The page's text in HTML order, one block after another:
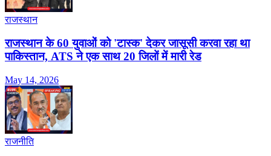
राजस्थान
राजस्थान के 60 युवाओं को 'टास्क' देकर जासूसी करवा रहा था
पाकिस्तान, ATS ने एक साथ 20 जिलों में मारी रेड
May 14, 2026
राजनीति